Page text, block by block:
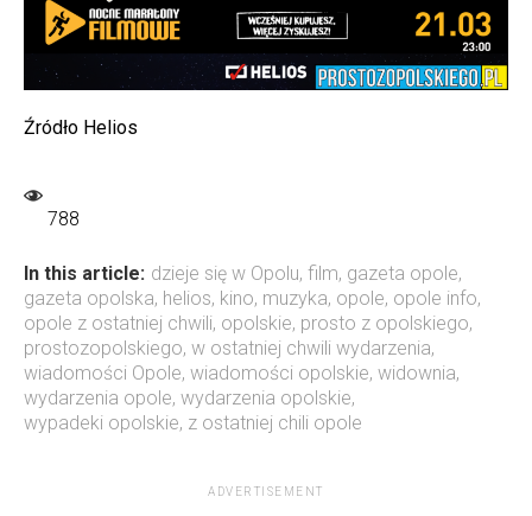
Źródło Helios
788
In this article: dzieje się w Opolu, film, gazeta opole,
gazeta opolska, helios, kino, muzyka, opole, opole info,
opole z ostatniej chwili, opolskie, prosto z opolskiego,
prostozopolskiego, w ostatniej chwili wydarzenia,
wiadomości Opole, wiadomości opolskie, widownia,
wydarzenia opole, wydarzenia opolskie,
wypadeki opolskie, z ostatniej chili opole
ADVERTISEMENT